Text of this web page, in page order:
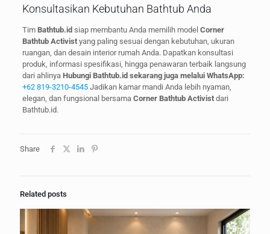
Konsultasikan Kebutuhan Bathtub Anda
Tim Bathtub.idsiap membantu Anda memilih model Corner
Bathtub Activistyang paling sesuai dengan kebutuhan, ukuran
ruangan, dan desain interior rumah Anda. Dapatkan konsultasi
produk, informasi spesifikasi, hingga penawaran terbaik langsung
dari ahlinya Hubungi Bathtub.id sekarang juga melalui WhatsApp:
+62 819-3210-4545 Jadikan kamar mandi Anda lebih nyaman,
elegan, dan fungsional bersama Corner Bathtub Activistdari
Bathtub.id.
Share
Related posts